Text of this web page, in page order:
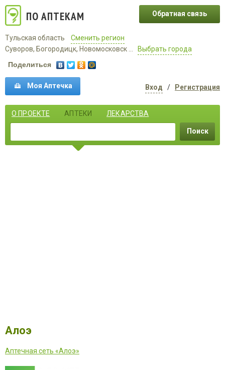
ПО АПТЕКАМ
Тульская область
Сменить регион
Суворов, Богородицк, Новомосковск ...
Выбрать города
Обратная связь
Поделиться
Моя Аптечка Вход / Регистрация
О ПРОЕКТЕ АПТЕКИ ЛЕКАРСТВА
Поиск
Алоэ
Аптечная сеть «Алоэ»